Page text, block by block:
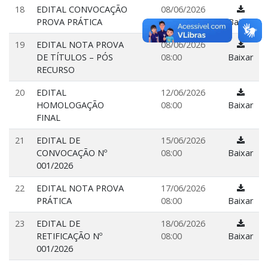
18
EDITAL CONVOCAÇÃO
PROVA PRÁTICA
08/06/2026
08:00
Baixar
19
EDITAL NOTA PROVA
DE TÍTULOS – PÓS
RECURSO
08/06/2026
08:00
Baixar
20
EDITAL
HOMOLOGAÇÃO
FINAL
12/06/2026
08:00
Baixar
21
EDITAL DE
CONVOCAÇÃO Nº
001/2026
15/06/2026
08:00
Baixar
22
EDITAL NOTA PROVA
PRÁTICA
17/06/2026
08:00
Baixar
23
EDITAL DE
RETIFICAÇÃO Nº
001/2026
18/06/2026
08:00
Baixar